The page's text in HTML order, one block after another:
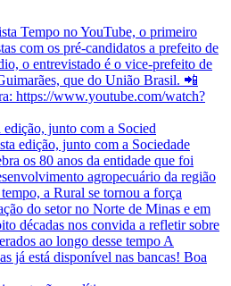
junto com a Socied